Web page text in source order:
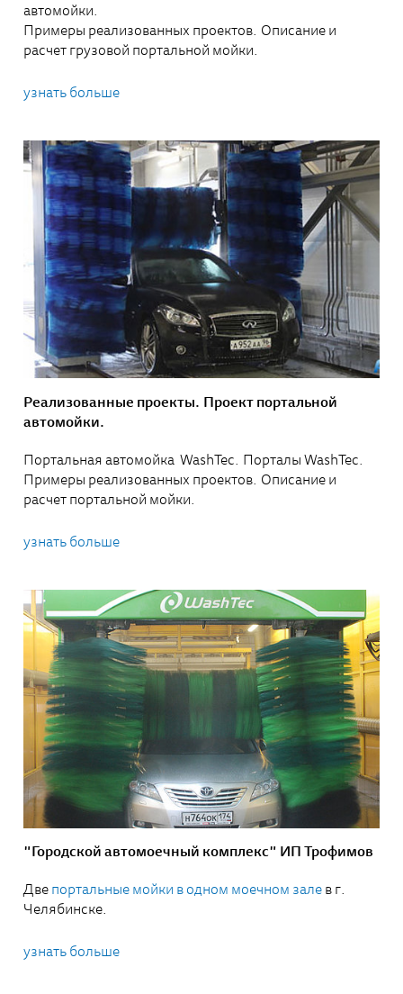
автомойки.
Примеры реализованных проектов. Описание и
расчет грузовой портальной мойки.
узнать больше
Реализованные проекты. Проект портальной
автомойки.
Портальная автомойка WashTec. Порталы WashTec.
Примеры реализованных проектов. Описание и
расчет портальной мойки.
узнать больше
"Городской автомоечный комплекс" ИП Трофимов
Две портальные мойки в одном моечном залев г.
Челябинске.
узнать больше